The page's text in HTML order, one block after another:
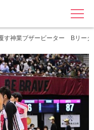
MENU
す神業ブザービーター Bリー